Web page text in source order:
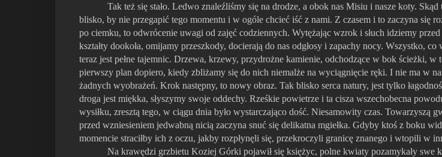
Tak też się stało. Ledwo znaleźliśmy się na drodze, a obok nas Misiu i nasze koty.
blisko, by nie przegapić tego momentu i w ogóle chcieć iść z nami. Z czasem i to zaczyna się
po ciemku, to odwrócenie uwagi od zajęć codziennych. Wytężając wzrok i słuch idziemy
kształty dookoła, omijamy przeszkody, docierają do nas odgłosy i zapachy nocy. Wszystko,
teraz jest pełne tajemnic. Drzewa, krzewy, przydrożne kamienie, odchodzące w bok ścieżki, w
pierwszy plan dopiero, kiedy zbliżamy się do nich niemalże na wyciągnięcie ręki. I nie ma w
żadnych wyobrażeń. Krok następny, to nowy obraz. Tak blisko serca natury, jest tylko
droga jest miękka, słyszymy swoje oddechy. Rześkie powietrze i ta cisza wszechobecna
wysiłku, zresztą tego, w ciągu dnia było wystarczająco dość. Niesamowity czas. Towarzyszą
przed wzniesieniem jedwabną nicią zaczyna snuć się delikatna mgiełka. Gdyby ktoś z boku
momencie straciłby ich z oczu, jakby rozpłynęli się, przekroczyli granicę znanego i wtopili w
Na krawędzi grzbietu Koziej Górki pojawił się księżyc, polne kwiaty pozamykały swe